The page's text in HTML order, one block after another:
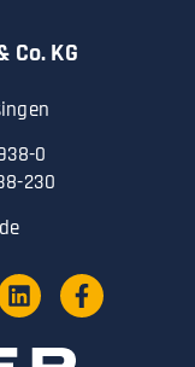
Co. KG
0
230